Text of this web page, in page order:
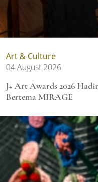
Art & Culture
04 August 2026
J+ Art Awards 2026
Bertema MIRAGE